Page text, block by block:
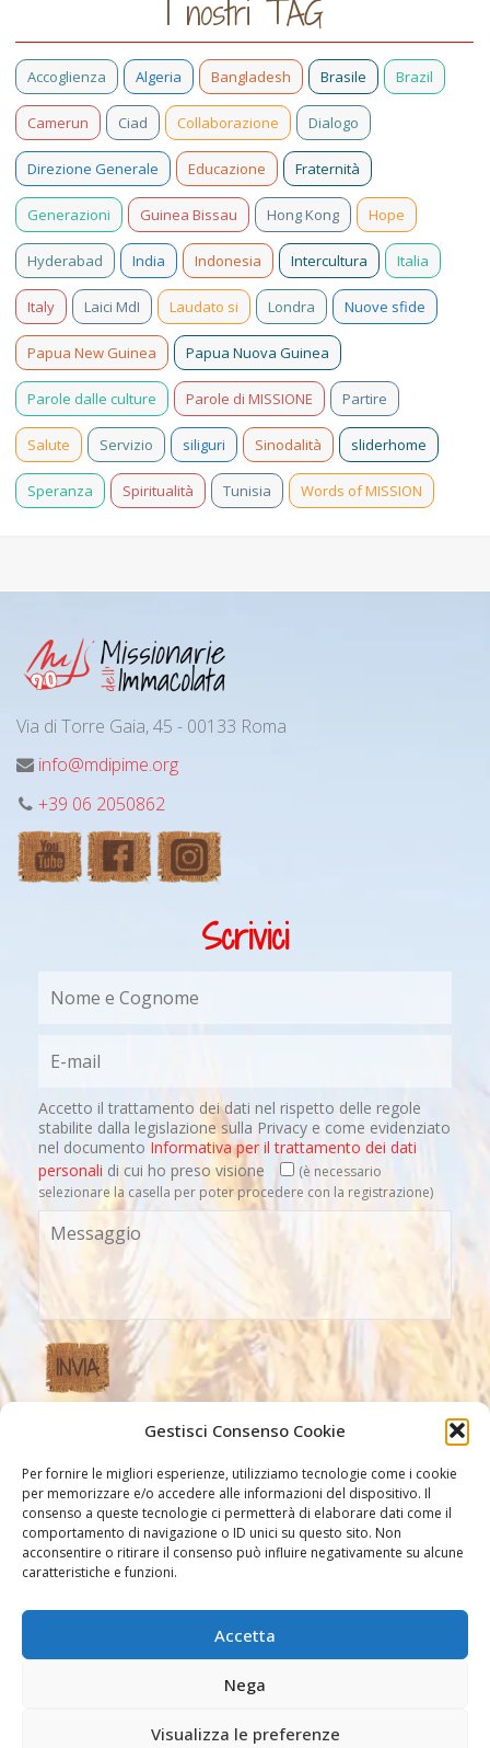
Gestisci Consenso Cookie
Per fornire le migliori esperienze, utilizziamo tecnologie come i cookie
per memorizzare e/o accedere alle informazioni del dispositivo. Il
consenso a queste tecnologie ci permetterà di elaborare dati come il
comportamento di navigazione o ID unici su questo sito. Non
acconsentire o ritirare il consenso può influire negativamente su alcune
caratteristiche e funzioni.
Accetta
Nega
Visualizza le preferenze
I nostri TAG
Accoglienza Algeria Bangladesh Brasile Brazil
Camerun Ciad Collaborazione Dialogo
Direzione Generale Educazione Fraternità
Generazioni Guinea Bissau Hong Kong Hope
Hyderabad India Indonesia Intercultura Italia
Italy Laici MdI Laudato si Londra Nuove sfide
Papua New Guinea Papua Nuova Guinea
Parole dalle culture Parole di MISSIONE Partire
Salute Servizio siliguri Sinodalità sliderhome
Speranza Spiritualità Tunisia Words of MISSION
Via di Torre Gaia, 45 - 00133 Roma
info@mdipime.org
+39 06 2050862
Scrivici
Accetto il trattamento dei dati nel rispetto delle regole
stabilite dalla legislazione sulla Privacy e come evidenziato
nel documento Informativa per il trattamento dei dati
personali di cui ho preso visione
(è necessario
selezionare la casella per poter procedere con la registrazione)
Altri Link
Altri link